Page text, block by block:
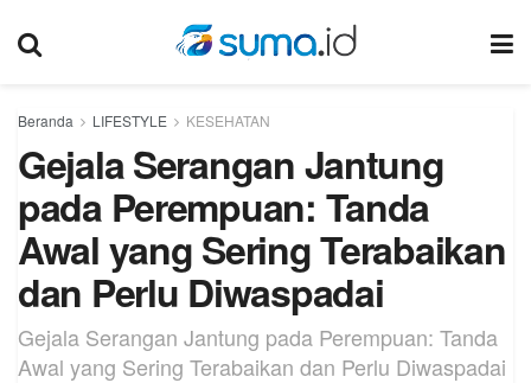
Beranda LIFESTYLE KESEHATAN
Gejala Serangan Jantung
pada Perempuan: Tanda
Awal yang Sering Terabaikan
dan Perlu Diwaspadai
Gejala Serangan Jantung pada Perempuan: Tanda
Awal yang Sering Terabaikan dan Perlu Diwaspadai